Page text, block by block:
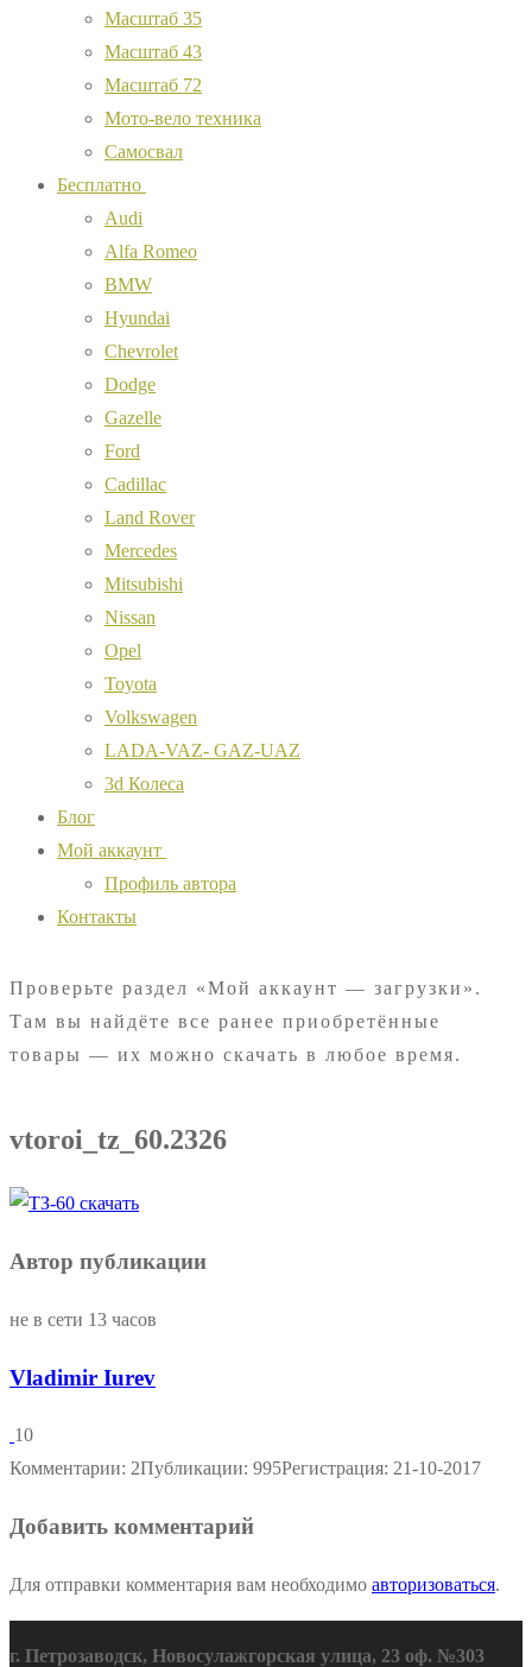
Масштаб 35
Масштаб 43
Масштаб 72
Мото-вело техника
Самосвал
Бесплатно
Audi
Alfa Romeo
BMW
Hyundai
Chevrolet
Dodge
Gazelle
Ford
Cadillac
Land Rover
Mercedes
Mitsubishi
Nissan
Opel
Toyota
Volkswagen
LADA-VAZ- GAZ-UAZ
3d Колеса
Блог
Мой аккаунт
Профиль автора
Контакты
Проверьте раздел «Мой аккаунт — загрузки».
Там вы найдёте все ранее приобретённые
товары — их можно скачать в любое время.
vtoroi_tz_60.2326
Автор публикации
не в сети 13 часов
Vladimir Iurev
10
Комментарии: 2Публикации: 995Регистрация: 21-10-2017
Добавить комментарий
Для отправки комментария вам необходимо авторизоваться.
г. Петрозаводск, Новосулажгорская улица, 23 оф. №303